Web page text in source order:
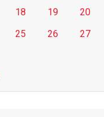
18 19 20
25 26 27